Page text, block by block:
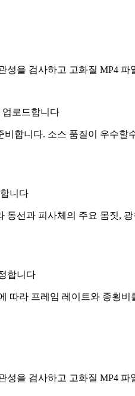
성을 검사하고 고화질 MP4 파
로드합니다
합니다. 소스 품질이 우수할
니다
동선과 피사체의 주요 몸짓,
합니다
따라 프레임 레이트와 종횡비
성을 검사하고 고화질 MP4 파